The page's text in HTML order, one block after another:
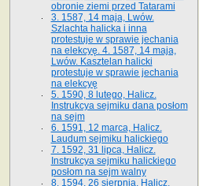
obronie ziemi przed Tatarami
3. 1587, 14 maja, Lwów.
Szlachta halicka i inna
protestuje w sprawie jechania
na elekcyę. 4. 1587, 14 maja,
Lwów. Kasztelan halicki
protestuje w sprawie jechania
na elekcyę
5. 1590, 8 lutego, Halicz.
Instrukcya sejmiku dana posłom
na sejm
6. 1591, 12 marca, Halicz.
Laudum sejmiku halickiego
7. 1592, 31 lipca, Halicz.
Instrukcya sejmiku halickiego
posłom na sejm walny
8. 1594, 26 sierpnia, Halicz.